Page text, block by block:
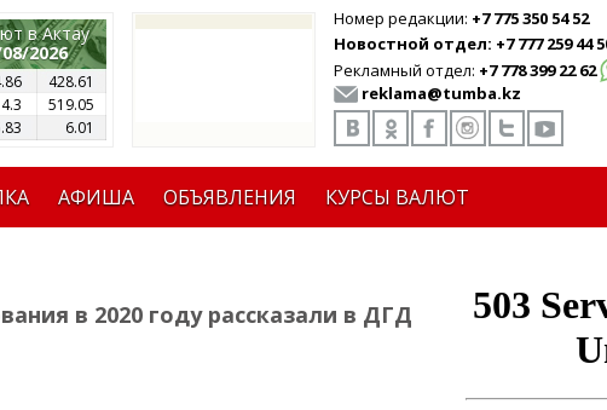
в Актау
2026
428.61
519.05
6.01
Номер редакции: +7 775 350 54 52
Новостной отдел: +7 777 259 44
Рекламный отдел: +7 778 399 22 62
reklama@tumba.kz
АФИША ОБЪЯВЛЕНИЯ КУРСЫ ВАЛЮТ
в 2020 году рассказали в ДГД